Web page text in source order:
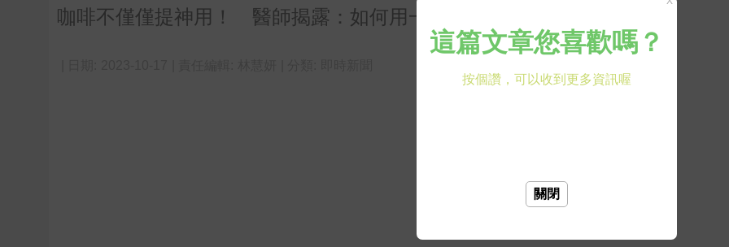
咖啡不僅僅提神用！ 醫師揭露：如何用一杯咖啡點燃床上的激情
關閉